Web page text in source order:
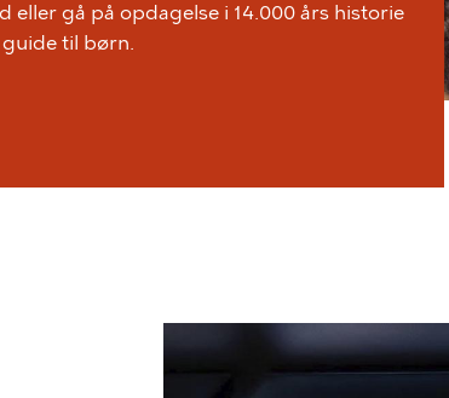
eller gå på opdagelse i 14.000 års historie
til børn.